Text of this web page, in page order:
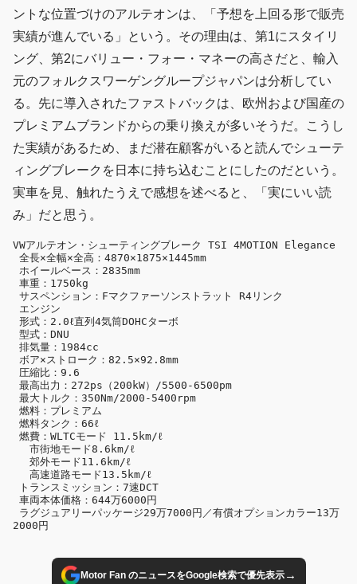
ントな位置づけのアルテオンは、「予想を上回る形で販売
実績が進んでいる」という。その理由は、第1にスタイリ
ング、第2にバリュー・フォー・マネーの高さだと、輸入
元のフォルクスワーゲングループジャパンは分析してい
る。先に導入されたファストバックは、欧州および国産の
プレミアムブランドからの乗り換えが多いそうだ。こうし
た実績があるため、まだ潜在顧客がいると読んでシューテ
ィングブレークを日本に持ち込むことにしたのだという。
実車を見、触れたうえで感想を述べると、「実にいい読
み」だと思う。
VWアルテオン・シューティングブレーク TSI 4MOTION Elegance
2000円
Motor Fan のニュースをGoogle検索で優先表示→